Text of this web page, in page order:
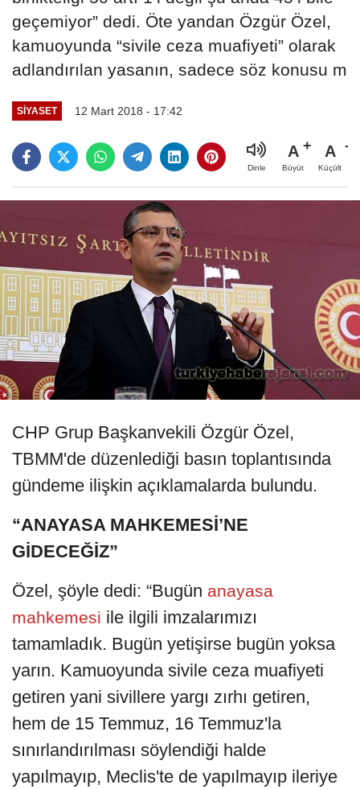
geçemiyor” dedi. Öte yandan Özgür Özel,
kamuoyunda “sivile ceza muafiyeti” olarak
adlandırılan yasanın, sadece söz konusu m
SIYASET 12 Mart 2018 - 17:42
Dinle
A
Büyüt
A
Küçült
CHP Grup Başkanvekili Özgür Özel,
TBMM'de düzenlediği basın toplantısında
gündeme ilişkin açıklamalarda bulundu.
“ANAYASA MAHKEMESİ’NE
GİDECEĞİZ”
Özel, şöyle dedi: “Bugün anayasa
mahkemesi ile ilgili imzalarımızı
tamamladık. Bugün yetişirse bugün yoksa
yarın. Kamuoyunda sivile ceza muafiyeti
getiren yani sivillere yargı zırhı getiren,
hem de 15 Temmuz, 16 Temmuz'la
sınırlandırılması söylendiği halde
yapılmayıp, Meclis'te de yapılmayıp ileriye